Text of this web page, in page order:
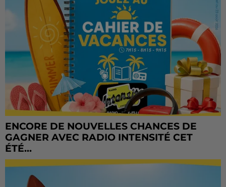
ENCORE DE NOUVELLES CHANCES DE
GAGNER AVEC RADIO INTENSITÉ CET
ÉTÉ...